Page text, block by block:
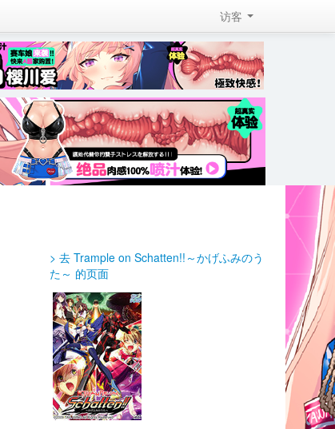
访客
> 去 Trample on Schatten!!～かげふみのう
た～ 的页面